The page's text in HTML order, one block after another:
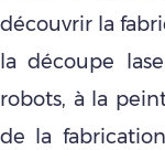
découvrir la
la découpe
robots, à la
de la